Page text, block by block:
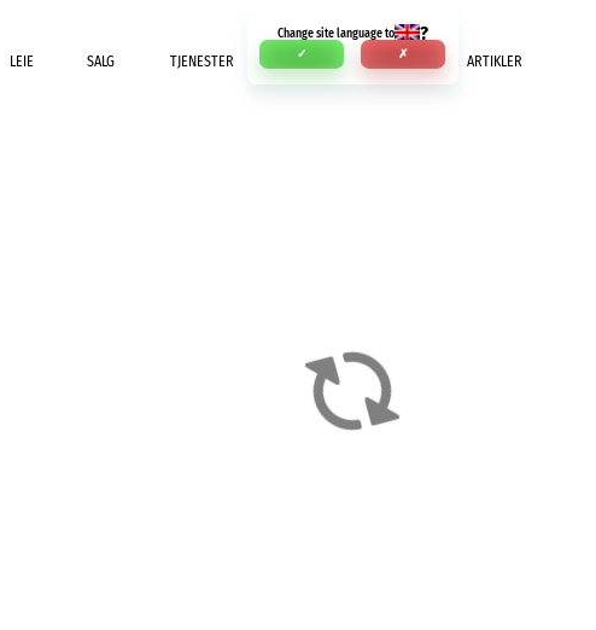
Change site language to ?
✓ ✗
LEIE SALG TJENESTER INNBETALING ARTIKLER